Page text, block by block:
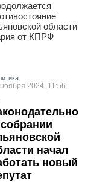
области
от КПРФ
2024, 11:56
начал
новый